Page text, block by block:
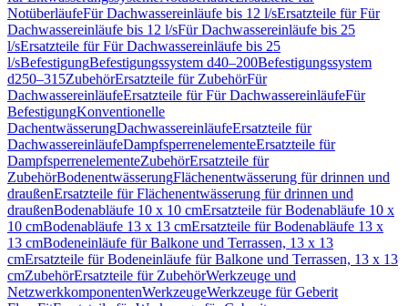
NotüberläufeFür Dachwassereinläufe bis 12 l/sErsatzteile für Für
Dachwassereinläufe bis 12 l/sFür Dachwassereinläufe bis 25
l/sErsatzteile für Für Dachwassereinläufe bis 25
l/sBefestigungBefestigungssystem d40–200Befestigungssystem
d250–315ZubehörErsatzteile für ZubehörFür
DachwassereinläufeErsatzteile für Für DachwassereinläufeFür
BefestigungKonventionelle
DachentwässerungDachwassereinläufeErsatzteile für
DachwassereinläufeDampfsperrenelementeErsatzteile für
DampfsperrenelementeZubehörErsatzteile für
ZubehörBodenentwässerungFlächenentwässerung für drinnen und
draußenErsatzteile für Flächenentwässerung für drinnen und
draußenBodenabläufe 10 x 10 cmErsatzteile für Bodenabläufe 10 x
10 cmBodenabläufe 13 x 13 cmErsatzteile für Bodenabläufe 13 x
13 cmBodeneinläufe für Balkone und Terrassen, 13 x 13
cmErsatzteile für Bodeneinläufe für Balkone und Terrassen, 13 x 13
cmZubehörErsatzteile für ZubehörWerkzeuge und
NetzwerkkomponentenWerkzeugeWerkzeuge für Geberit